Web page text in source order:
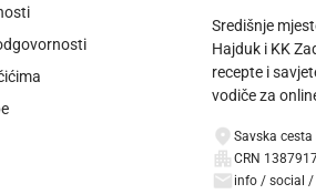
Središnje
Hajduk i KK
recepte i
vodiče za
Savska cesta
CRN
info / social /